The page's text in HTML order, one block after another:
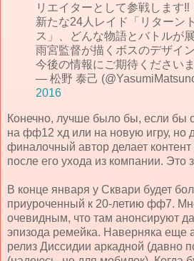
リエイターとして参戦します‼︎
新たな24人レイド「リターン
ス」、どんな物語とバトルが
雨宮監督が描くボスのデザイ
今後の情報にご期待ください
— 松野 泰己
2016
Конечно, лучше было бы, если бы
на фф12 хд или на новую игру, но
финалочный автор делает
после его ухода из компании. Это
В конце января у Сквари будет
приуроченный к 20-летию фф7.
очевидным, что там анонсируют
эпизода ремейка. Наверняка еще
релиз Диссидии аркадной (давно